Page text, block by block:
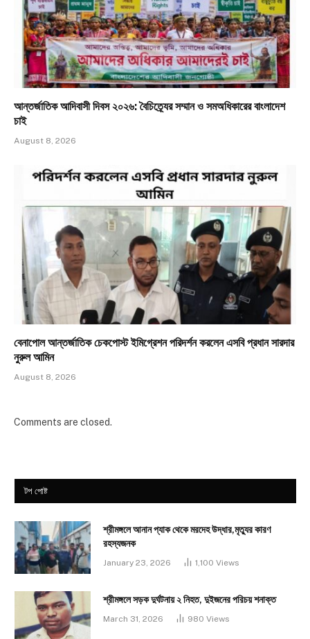
আন্তর্জাতিক আদিবাসী দিবস ২০২৬: বৈচিত্র্যের সম্মান ও সমঅধিকারের বাংলাদেশ
চাই
August 8, 2026
বেনাপোল আন্তর্জাতিক চেকপোস্ট ইমিগ্রেশন পরিদর্শন করলেন এসবি প্রধান সারদার
নুরুল আমিন
August 8, 2026
Comments are closed.
টপ পোষ্ট
শ্রীমঙ্গলে আনান প্যাক থেকে মরদেহ উদ্ধার,মৃত্যুর কারণ
রহস্যজনক
January 23, 2026 1,100 Views
শ্রীমঙ্গলে সড়ক দুর্ঘটনায় ২ নিহত, দুইজনের পরিচয় শনাক্ত
March 31, 2026 980 Views